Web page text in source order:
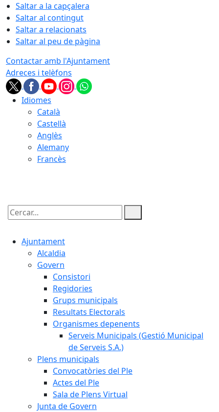
Saltar a la capçalera
Saltar al contingut
Saltar a relacionats
Saltar al peu de pàgina
Contactar amb l'Ajuntament
Adreces i telèfons
Idiomes
Català
Castellà
Anglès
Alemany
Francès
Cercar:
Ajuntament
Alcaldia
Govern
Consistori
Regidories
Grups municipals
Resultats Electorals
Organismes depenents
Serveis Municipals (Gestió Municipal
de Serveis S.A.)
Plens municipals
Convocatòries del Ple
Actes del Ple
Sala de Plens Virtual
Junta de Govern